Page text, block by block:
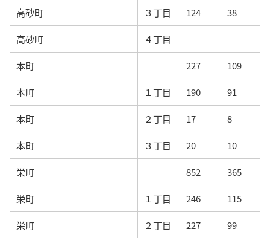
高砂町 ３丁目 124 38
高砂町 ４丁目 – –
本町 227 109
本町 １丁目 190 91
本町 ２丁目 17 8
本町 ３丁目 20 10
栄町 852 365
栄町 １丁目 246 115
栄町 ２丁目 227 99